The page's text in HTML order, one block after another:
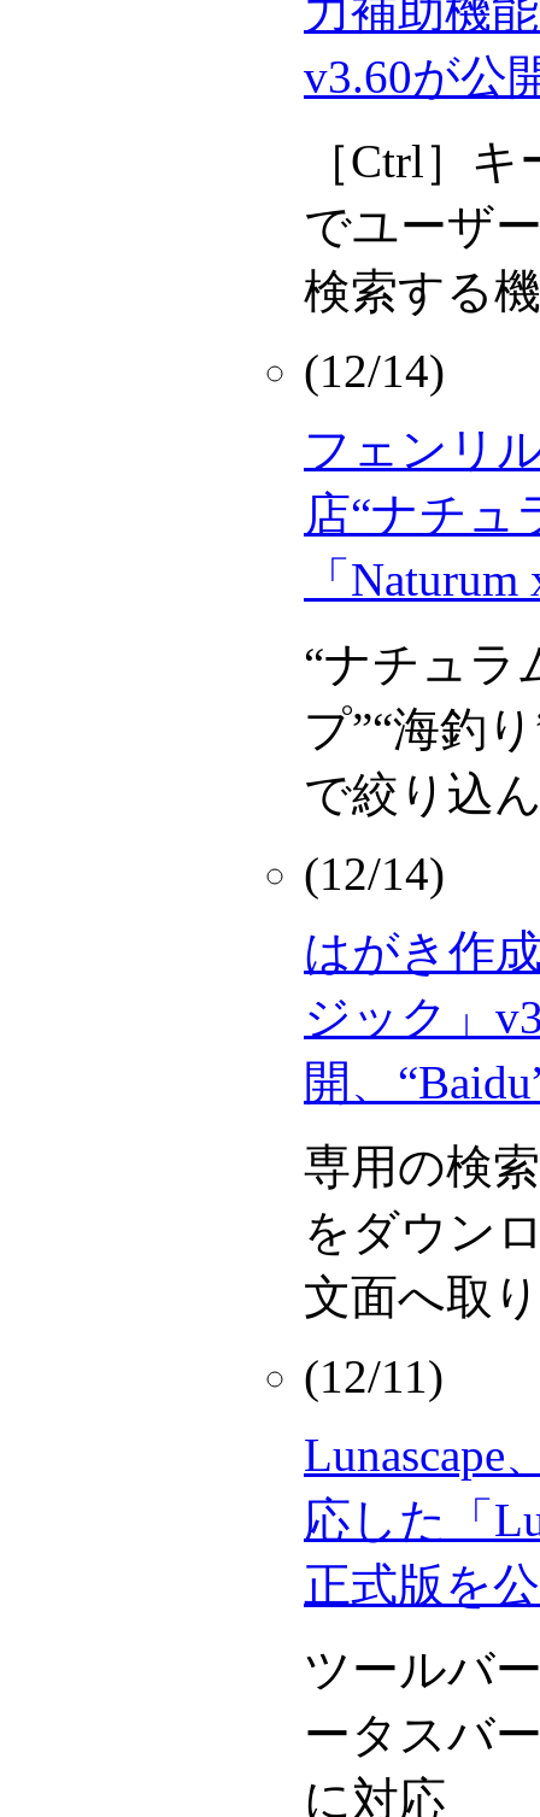
力補助機
v3.60が公
［Ctrl］
でユーザ
検索する
(12/14)
フェンリ
店“ナチュ
「
“ナチュラ
プ”“海釣
で絞り込
(12/14)
はがき作
ジック」
開、
専用の検
をダウン
文面へ取
(12/11)
Lunascape
応した「
正式版を
ツールバ
ータスバ
に対応